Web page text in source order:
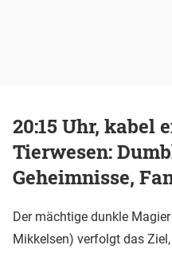
20:15 Uhr, kabel
Tierwesen:
Geheimnisse,
Der mächtige dunkle
Mikkelsen) verfolgt das